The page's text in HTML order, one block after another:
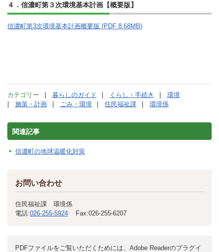
４．信濃町第３次環境基本計画【概要版】
信濃町第3次環境基本計画概要版 (PDF 8.68MB)
カテゴリー 暮らしのガイド くらし・手続き
環境
施策・計画
ごみ・環境 住民福祉課 環境係
関連記事
信濃町の地球温暖化対策
お問い合わせ
住民福祉課 環境係
電話:026-255-5924 Fax:026-255-6207
PDFファイルをご覧いただくためには、Adobe Readerのプラグイ